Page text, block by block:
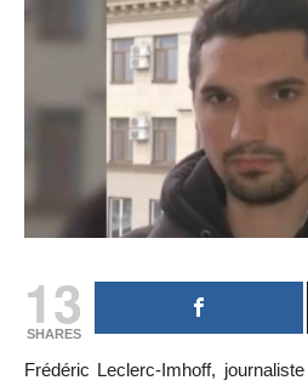
13
SHARES
Frédéric Leclerc-Imhoff,